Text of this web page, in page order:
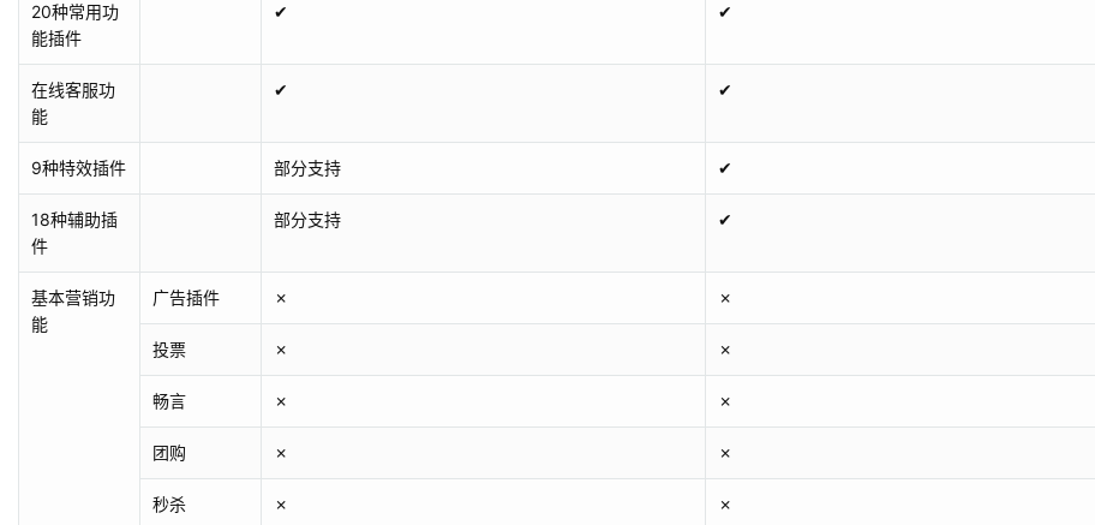
20种常用功
能插件
✔ ✔
在线客服功
能
✔ ✔
9种特效插件 部分支持 ✔
18种辅助插
件
部分支持 ✔
基本营销功
能
广告插件 ✗ ✗
投票 ✗ ✗
畅言 ✗ ✗
团购 ✗ ✗
秒杀 ✗ ✗